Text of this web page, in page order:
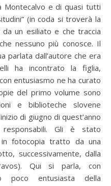
Montecalvo e di quasi tutti
(in coda si troverà la
un esiliato e che traccia
nessuno più conosce. Il
parlata dall’autore che era
ha incontrato la figlia,
entusiasmo ne ha curato
del primo volume sono
e biblioteche slovene
di giugno di quest’anno
Gli è stato
in fotocopia tratto da una
successivamente, dalla
Qui si parla, con
poco entusiasta della